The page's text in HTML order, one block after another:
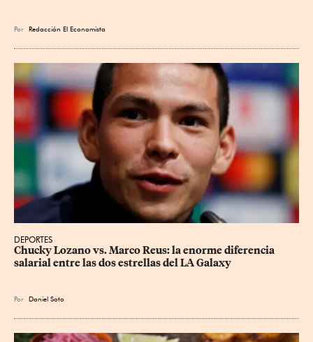
Por Redacción El Economista
DEPORTES
Chucky Lozano vs. Marco Reus: la enorme diferencia
salarial entre las dos estrellas del LA Galaxy
Por Daniel Soto